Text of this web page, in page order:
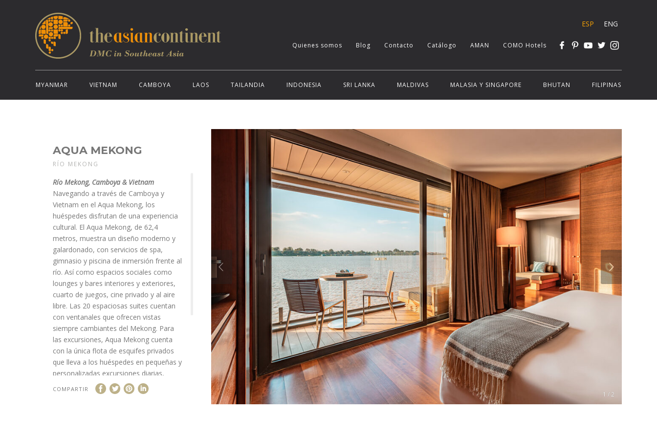
ESP ENG
Quienes somos Blog Contacto Catálogo AMAN COMO Hotels
MYANMAR VIETNAM CAMBOYA LAOS TAILANDIA INDONESIA SRI LANKA MALDIVAS MALASIA Y SINGAPORE BHUTAN FILIPINAS
1 / 2
AQUA MEKONG
RÍO MEKONG
Río Mekong, Camboya & Vietnam
Navegando a través de Camboya y
Vietnam en el Aqua Mekong, los
huéspedes disfrutan de una experiencia
cultural. El Aqua Mekong, de 62,4
metros, muestra un diseño moderno y
galardonado, con servicios de spa,
gimnasio y piscina de inmersión frente al
río. Así como espacios sociales como
lounges y bares interiores y exteriores,
cuarto de juegos, cine privado y al aire
libre. Las 20 espaciosas suites cuentan
con ventanales que ofrecen vistas
siempre cambiantes del Mekong. Para
las excursiones, Aqua Mekong cuenta
con la única flota de esquifes privados
que lleva a los huéspedes en pequeñas y
personalizadas excursiones diarias,
dirigidas por expertos guías locales, a
lugares emblemáticos para disfrutar de
COMPARTIR